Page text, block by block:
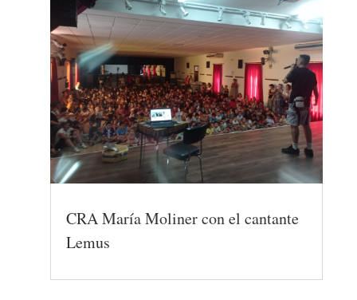
CRA María Moliner con el cantante
Lemus